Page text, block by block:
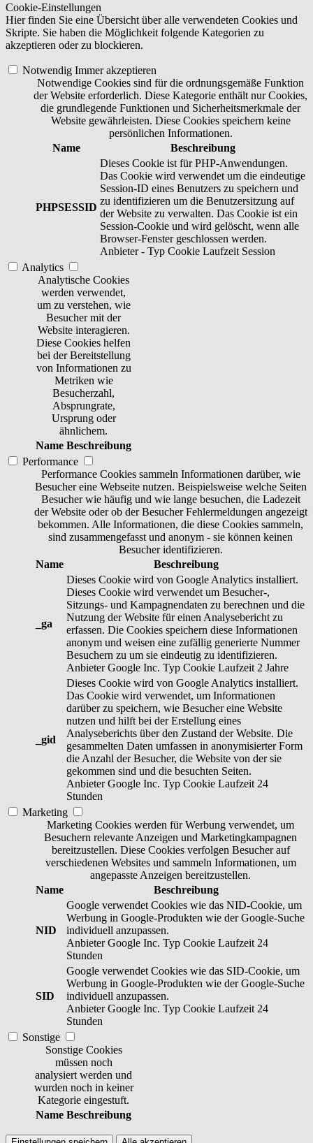
Cookie-Einstellungen
Hier finden Sie eine Übersicht über alle verwendeten Cookies und
Skripte. Sie haben die Möglichkeit folgende Kategorien zu
akzeptieren oder zu blockieren.
Notwendig Immer akzeptieren
Notwendige Cookies sind für die ordnungsgemäße Funktion
der Website erforderlich. Diese Kategorie enthält nur Cookies,
die grundlegende Funktionen und Sicherheitsmerkmale der
Website gewährleisten. Diese Cookies speichern keine
persönlichen Informationen.
Name
Beschreibung
PHPSESSID
Dieses Cookie ist für PHP-Anwendungen.
Das Cookie wird verwendet um die eindeutige
Session-ID eines Benutzers zu speichern und
zu identifizieren um die Benutzersitzung auf
der Website zu verwalten. Das Cookie ist ein
Session-Cookie und wird gelöscht, wenn alle
Browser-Fenster geschlossen werden.
Anbieter - Typ Cookie Laufzeit Session
Analytics
Analytische Cookies
werden verwendet,
um zu verstehen, wie
Besucher mit der
Website interagieren.
Diese Cookies helfen
bei der Bereitstellung
von Informationen zu
Metriken wie
Besucherzahl,
Absprungrate,
Ursprung oder
ähnlichem.
Name Beschreibung
Performance
Performance Cookies sammeln Informationen darüber, wie
Besucher eine Webseite nutzen. Beispielsweise welche Seiten
Besucher wie häufig und wie lange besuchen, die Ladezeit
der Website oder ob der Besucher Fehlermeldungen angezeigt
bekommen. Alle Informationen, die diese Cookies sammeln,
sind zusammengefasst und anonym - sie können keinen
Besucher identifizieren.
Name
Beschreibung
_ga
Dieses Cookie wird von Google Analytics installiert.
Dieses Cookie wird verwendet um Besucher-,
Sitzungs- und Kampagnendaten zu berechnen und die
Nutzung der Website für einen Analysebericht zu
erfassen. Die Cookies speichern diese Informationen
anonym und weisen eine zufällig generierte Nummer
Besuchern zu um sie eindeutig zu identifizieren.
Anbieter Google Inc. Typ Cookie Laufzeit 2 Jahre
_gid
Dieses Cookie wird von Google Analytics installiert.
Das Cookie wird verwendet, um Informationen
darüber zu speichern, wie Besucher eine Website
nutzen und hilft bei der Erstellung eines
Analyseberichts über den Zustand der Website. Die
gesammelten Daten umfassen in anonymisierter Form
die Anzahl der Besucher, die Website von der sie
gekommen sind und die besuchten Seiten.
Anbieter Google Inc. Typ Cookie Laufzeit 24
Stunden
Marketing
Marketing Cookies werden für Werbung verwendet, um
Besuchern relevante Anzeigen und Marketingkampagnen
bereitzustellen. Diese Cookies verfolgen Besucher auf
verschiedenen Websites und sammeln Informationen, um
angepasste Anzeigen bereitzustellen.
Name
Beschreibung
NID
Google verwendet Cookies wie das NID-Cookie, um
Werbung in Google-Produkten wie der Google-Suche
individuell anzupassen.
Anbieter Google Inc. Typ Cookie Laufzeit 24
Stunden
SID
Google verwendet Cookies wie das SID-Cookie, um
Werbung in Google-Produkten wie der Google-Suche
individuell anzupassen.
Anbieter Google Inc. Typ Cookie Laufzeit 24
Stunden
Sonstige
Sonstige Cookies
müssen noch
analysiert werden und
wurden noch in keiner
Kategorie eingestuft.
Name Beschreibung